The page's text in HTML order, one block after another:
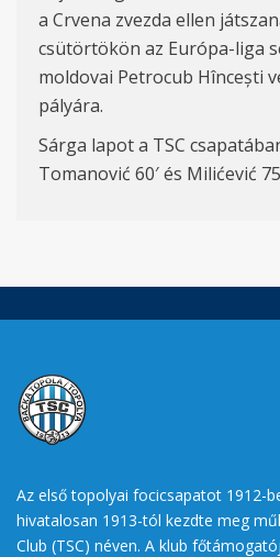
a Crvena zvezda ellen
csütörtökön az Európa-liga
moldovai Petrocub Hîncești
pályára.
Sárga lapot a TSC
Tomanović 60′ és Milićević
Az első topolyai focicsapatot 1912-
hivatalosan 1913-tól kezdte meg
Club (TSC) néven. A klub